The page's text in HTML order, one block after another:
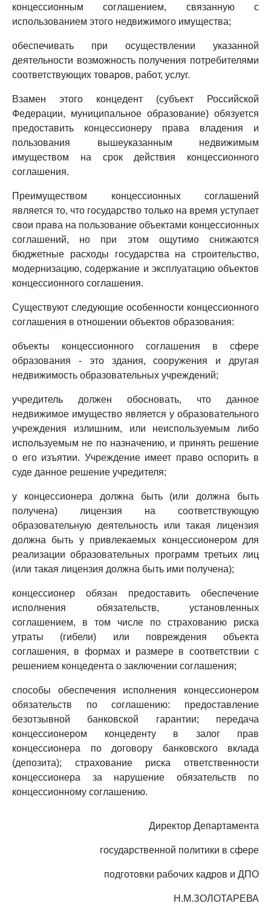
концессионным соглашением, связанную с
использованием этого недвижимого имущества;
обеспечивать при осуществлении указанной
деятельности возможность получения потребителями
соответствующих товаров, работ, услуг.
Взамен этого концедент (субъект Российской
Федерации, муниципальное образование) обязуется
предоставить концессионеру права владения и
пользования вышеуказанным недвижимым
имуществом на срок действия концессионного
соглашения.
Преимуществом концессионных соглашений
является то, что государство только на время уступает
свои права на пользование объектами концессионных
соглашений, но при этом ощутимо снижаются
бюджетные расходы государства на строительство,
модернизацию, содержание и эксплуатацию объектов
концессионного соглашения.
Существуют следующие особенности концессионного
соглашения в отношении объектов образования:
объекты концессионного соглашения в сфере
образования - это здания, сооружения и другая
недвижимость образовательных учреждений;
учредитель должен обосновать, что данное
недвижимое имущество является у образовательного
учреждения излишним, или неиспользуемым либо
используемым не по назначению, и принять решение
о его изъятии. Учреждение имеет право оспорить в
суде данное решение учредителя;
у концессионера должна быть (или должна быть
получена) лицензия на соответствующую
образовательную деятельность или такая лицензия
должна быть у привлекаемых концессионером для
реализации образовательных программ третьих лиц
(или такая лицензия должна быть ими получена);
концессионер обязан предоставить обеспечение
исполнения обязательств, установленных
соглашением, в том числе по страхованию риска
утраты (гибели) или повреждения объекта
соглашения, в формах и размере в соответствии с
решением концедента о заключении соглашения;
способы обеспечения исполнения концессионером
обязательств по соглашению: предоставление
безотзывной банковской гарантии; передача
концессионером концеденту в залог прав
концессионера по договору банковского вклада
(депозита); страхование риска ответственности
концессионера за нарушение обязательств по
концессионному соглашению.
Директор Департамента
государственной политики в сфере
подготовки рабочих кадров и ДПО
Н.М.ЗОЛОТАРЕВА